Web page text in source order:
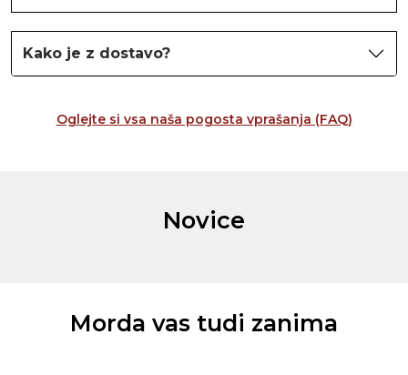
Kako je z dostavo?
Oglejte si vsa naša pogosta vprašanja (FAQ)
Novice
Morda vas tudi zanima